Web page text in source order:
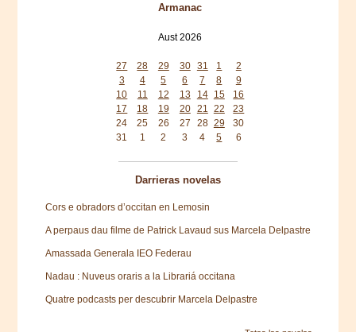
Armanac
Aust 2026
27
28 29 30 31 1
2
3
4 5 6 7 8
9
10
11 12 13 14 15
16
17
18 19 20 21 22
23
24
25 26 27 28 29
30
31
1 2 3 4 5 6
Darrieras novelas
Cors e obradors d’occitan en Lemosin
A perpaus dau filme de Patrick Lavaud sus Marcela Delpastre
Amassada Generala IEO Federau
Nadau : Nuveus oraris a la Librariá occitana
Quatre podcasts per descubrir Marcela Delpastre